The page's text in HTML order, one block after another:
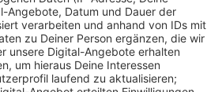
manchmal auf der Bühne,
sehr oft um das
Veranstaltungen. Schnitzler
und sorgt dann dafür,
stimmen.